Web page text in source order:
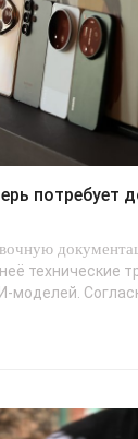
технические
моделей.